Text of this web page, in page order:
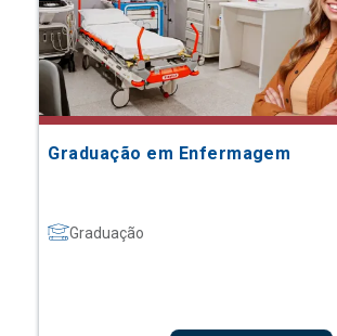
Graduação em Enfermagem
Graduação